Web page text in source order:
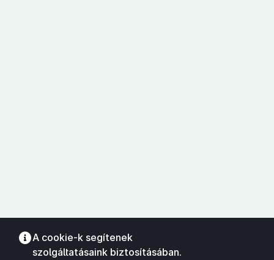
A cookie-k segítenek
szolgáltatásaink biztosításában.